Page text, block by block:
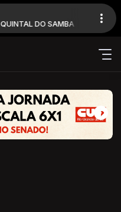
DO SAMBA